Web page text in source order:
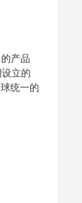
产品
立的
统一的